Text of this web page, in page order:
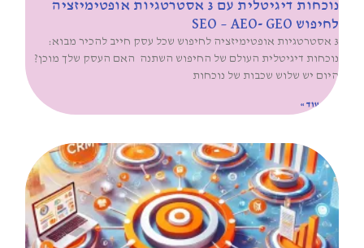
נוכחות דיגיטלית עם 3 אסטרטגיות אופטימיזציה
לחיפוש SEO – AEO- GEO
3 אסטרטגיות אופטימיזציה לחיפוש שכל עסק חייב להכיר מבוא:
נוכחות דיגיטלית העולם של החיפוש השתנה האם העסק שלך מוכן?
היום יש שלוש שכבות של נוכחות
קרא עוד »